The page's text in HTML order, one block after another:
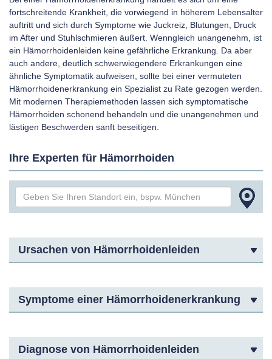
fortschreitende Krankheit, die vorwiegend in höherem Lebensalter
auftritt und sich durch Symptome wie Juckreiz, Blutungen, Druck
im After und Stuhlschmieren äußert. Wenngleich unangenehm, ist
ein Hämorrhoidenleiden keine gefährliche Erkrankung. Da aber
auch andere, deutlich schwerwiegendere Erkrankungen eine
ähnliche Symptomatik aufweisen, sollte bei einer vermuteten
Hämorrhoidenerkrankung ein Spezialist zu Rate gezogen werden.
Mit modernen Therapiemethoden lassen sich symptomatische
Hämorrhoiden schonend behandeln und die unangenehmen und
lästigen Beschwerden sanft beseitigen.
Ihre Experten für Hämorrhoiden
Ursachen von Hämorrhoidenleiden
Symptome einer Hämorrhoidenerkrankung
Diagnose von Hämorrhoidenleiden